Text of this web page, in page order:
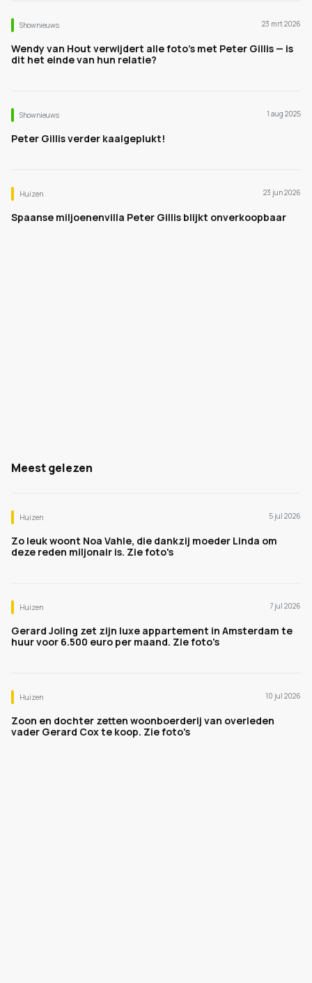
Shownieuws 23 mrt 2026
Wendy van Hout verwijdert alle foto’s met Peter Gillis — is
dit het einde van hun relatie?
Shownieuws 1 aug 2025
Peter Gillis verder kaalgeplukt!
Huizen 23 jun 2026
Spaanse miljoenenvilla Peter Gillis blijkt onverkoopbaar
Meest gelezen
Huizen 5 jul 2026
Zo leuk woont Noa Vahle, die dankzij moeder Linda om
deze reden miljonair is. Zie foto's
Huizen 7 jul 2026
Gerard Joling zet zijn luxe appartement in Amsterdam te
huur voor 6.500 euro per maand. Zie foto's
Huizen 10 jul 2026
Zoon en dochter zetten woonboerderij van overleden
vader Gerard Cox te koop. Zie foto's